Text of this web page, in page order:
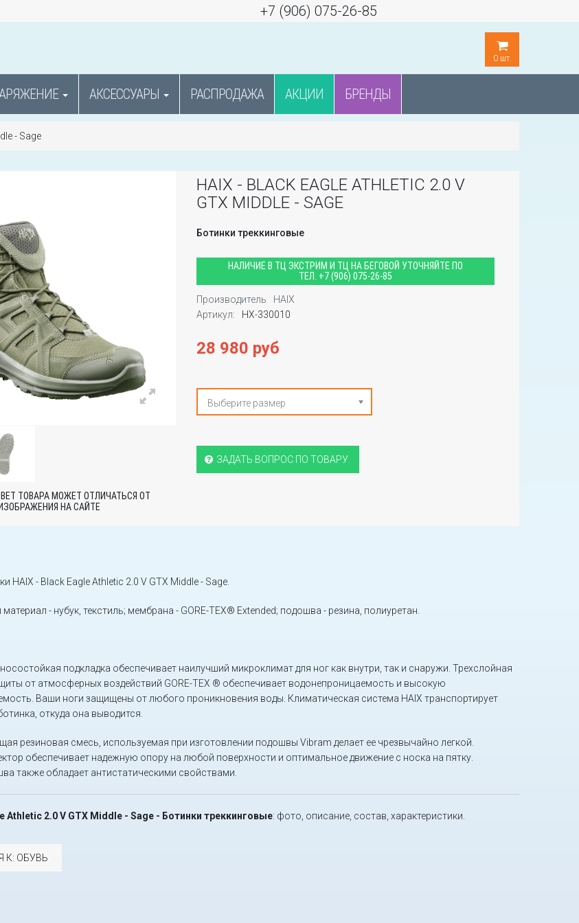
+7 (906) 075-26-85
0шт.
АКСЕССУАРЫ РАСПРОДАЖА АКЦИИ БРЕНДЫ
- Sage
ТОВАРА МОЖЕТ ОТЛИЧАТЬСЯ ОТ
ИЗОБРАЖЕНИЯ НА САЙТЕ
HAIX - BLACK EAGLE ATHLETIC 2.0 V
GTX MIDDLE - SAGE
Ботинки треккинговые
НАЛИЧИЕ В ТЦ ЭКСТРИМ И ТЦ НА БЕГОВОЙ УТОЧНЯЙТЕ ПО
ТЕЛ. +7 (906) 075-26-85
Производитель
HAIX
Артикул:
HX-330010
28 980 руб
Выберите размер
ЗАДАТЬ ВОПРОС ПО ТОВАРУ
HAIX - Black Eagle Athletic 2.0 V GTX Middle - Sage.
- нубук, текстиль; мембрана - GORE-TEX® Extended; подошва - резина, полиуретан.
подкладка обеспечивает наилучший микроклимат для ног как внутри, так и снаружи. Трехслойная
от атмосферных воздействий GORE-TEX ® обеспечивает водонепроницаемость и высокую
Ваши ноги защищены от любого проникновения воды. Климатическая система HAIX транспортирует
откуда она выводится.
резиновая смесь, используемая при изготовлении подошвы Vibram делает ее чрезвычайно легкой.
обеспечивает надежную опору на любой поверхности и оптимальное движение с носка на пятку.
также обладает антистатическими свойствами.
Athletic 2.0 V GTX Middle - Sage - Ботинки треккинговые: фото, описание, состав, характеристики.
К: ОБУВЬ